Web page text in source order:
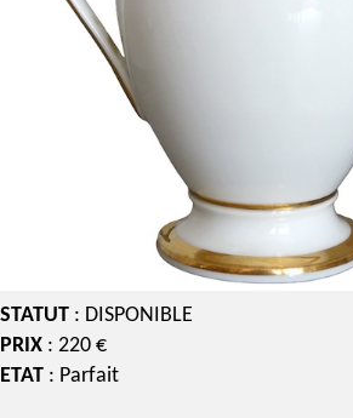
STATUT : DISPONIBLE
PRIX : 220 €
ETAT : Parfait